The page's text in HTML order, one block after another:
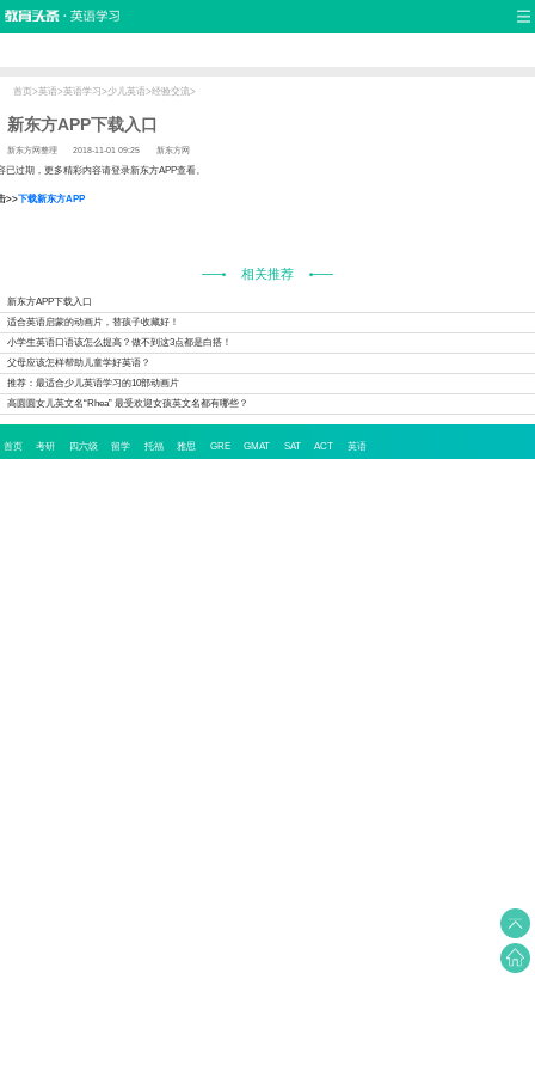
首页>英语>英语学习>少儿英语>经验交流>
新东方APP下载入口
新东方网整理 2018-11-01 09:25 新东方网
已过期，更多精彩内容请登录新东方APP查看。
>>下载新东方APP
相关推荐
新东方APP下载入口
适合英语启蒙的动画片，替孩子收藏好！
小学生英语口语该怎么提高？做不到这3点都是白搭！
父母应该怎样帮助儿童学好英语？
推荐：最适合少儿英语学习的10部动画片
高圆圆女儿英文名“Rhea” 最受欢迎女孩英文名都有哪些？
首页 考研 四六级 留学 托福 雅思 GRE GMAT SAT ACT 英语